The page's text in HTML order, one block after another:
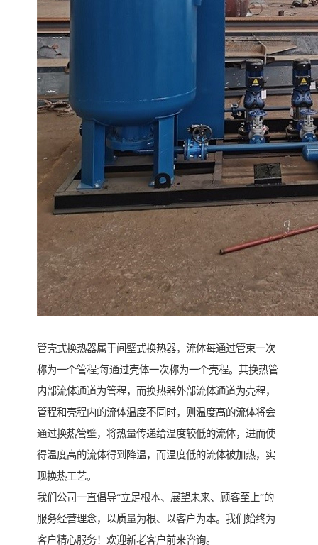
管壳式换热器属于间壁式换热器，流体每通过管束一次
称为一个管程;每通过壳体一次称为一个壳程。其换热管
内部流体通道为管程，而换热器外部流体通道为壳程，
管程和壳程内的流体温度不同时，则温度高的流体将会
通过换热管壁，将热量传递给温度较低的流体，进而使
得温度高的流体得到降温，而温度低的流体被加热，实
现换热工艺。
我们公司一直倡导“立足根本、展望未来、顾客至上”的
服务经营理念，以质量为根、以客户为本。我们始终为
客户精心服务！欢迎新老客户前来咨询。